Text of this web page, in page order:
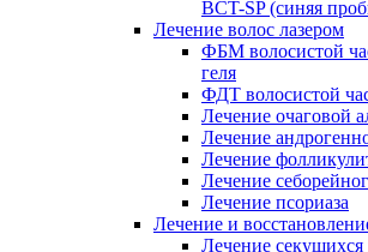
BCT-SP (синяя
Лечение волос лазером
ФБМ волосистой
геля
ФДТ волосистой
Лечение очаговой
Лечение
Лечение
Лечение
Лечение псориаза
Лечение и
Лечение секущихся